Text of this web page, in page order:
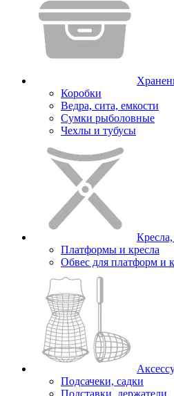
Коробки
Ведра, сита, емкости
Сумки рыболовные
Чехлы и тубусы
Платформы и кресла
Обвес для платформ и
Подсачеки, садки